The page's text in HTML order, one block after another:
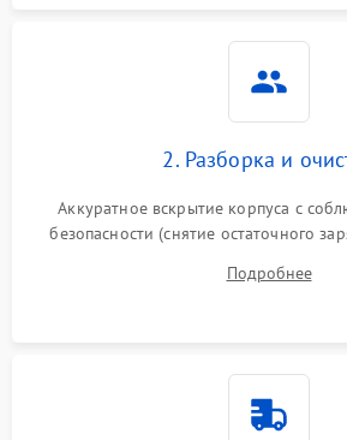
2. Разборка и
Аккуратное вскрытие корпуса с
безопасности (снятие остаточного
и кистей для предотвращения
Подробнее